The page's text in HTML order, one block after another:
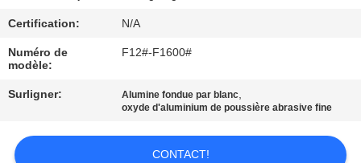
DE
QUALITÉ
CONTACTEZ-
Certification: N/A
Numéro de
modèle:
F12#-F1600#
Surligner: Alumine fondue par blanc,
oxyde d'aluminium de poussière abrasive fine
CONTACT!